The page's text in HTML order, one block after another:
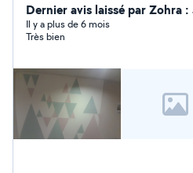
Dernier avis laissé par Zohra
Il y a plus de 6 mois
Très bien